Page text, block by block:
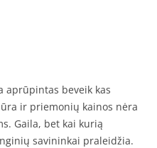
aprūpintas beveik kas
ir priemonių kainos nėra
Gaila, bet kai kurią
savininkai praleidžia.